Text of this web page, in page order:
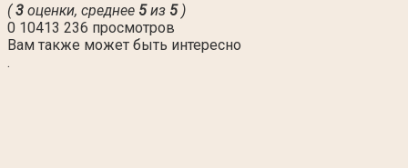
(3 оценки, среднее 5из 5)
0 10413 236 просмотров
Вам также может быть интересно
.